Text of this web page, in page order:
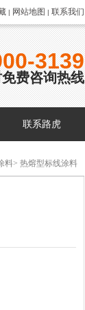
| 网站地图 | 联系我们
3139
费咨询热线
联系路虎
料> 热熔型标线涂料